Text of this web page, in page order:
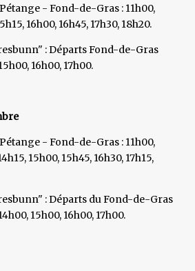
- Fond-de-Gras : 11h00,
16h00, 16h45, 17h30, 18h20.
: Départs Fond-de-Gras
16h00, 17h00.
- Fond-de-Gras : 11h00,
15h00, 15h45, 16h30, 17h15,
: Départs du Fond-de-Gras
15h00, 16h00, 17h00.